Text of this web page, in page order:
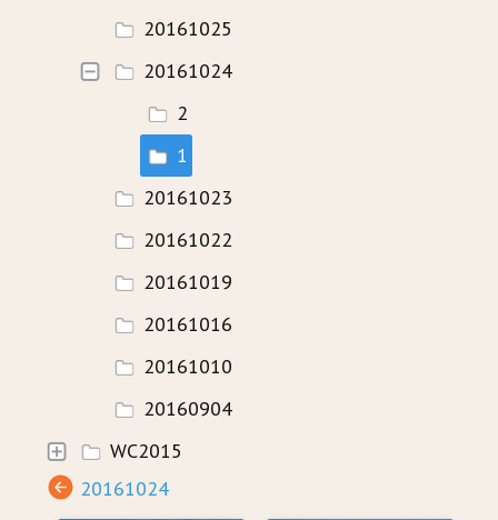
20161025
20161024
2
1
20161023
20161022
20161019
20161016
20161010
20160904
WC2015
20161024